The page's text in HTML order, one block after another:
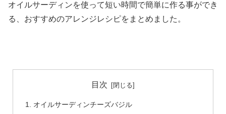
オイルサーディンを使って短い時間で簡単に作る事ができ
る、おすすめのアレンジレシピをまとめました。
目次
オイルサーディンチーズバジル